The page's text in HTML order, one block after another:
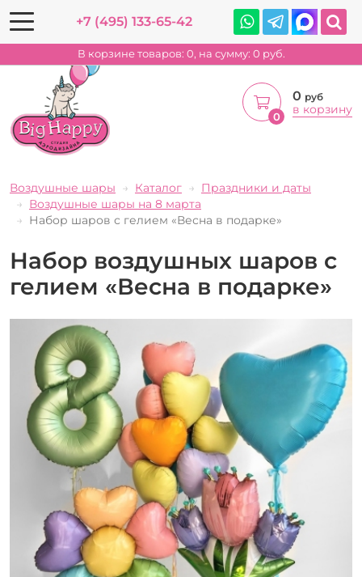
+7 (495) 133-65-42
В корзине товаров: 0, на сумму: 0 руб.
0
0 руб
в корзину
Воздушные шары Каталог
Праздники и даты
Воздушные шары на 8 марта
Набор шаров с гелием «Весна в подарке»
Набор воздушных шаров с
гелием «Весна в подарке»